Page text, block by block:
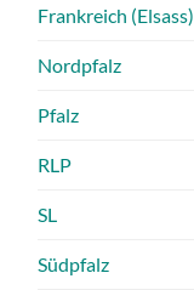
Frankreich (Elsass)
Nordpfalz
Pfalz
RLP
SL
Südpfalz